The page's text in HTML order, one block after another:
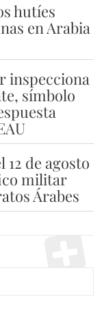
hutíes
en Arabia
inspecciona
símbolo
12 de agosto
militar
Árabes